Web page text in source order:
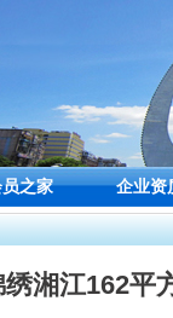
之家 企业资
绣湘江162平